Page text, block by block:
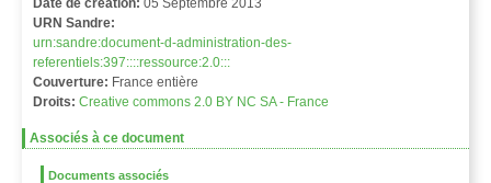
URN Sandre:
urn:sandre:document-d-administration-des-
referentiels:397::::ressource:2.0:::
Couverture: France entière
Droits: Creative commons 2.0 BY NC SA - France
Associés à ce document
Documents associés